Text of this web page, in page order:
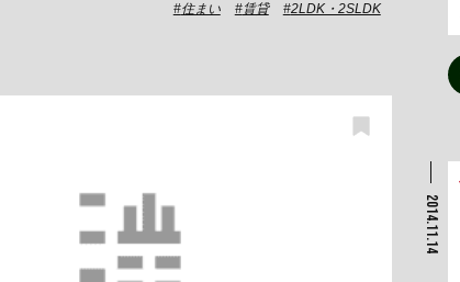
住まい 賃貸 2LDK・2SLDK
2014.11.14